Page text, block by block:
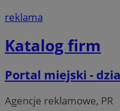
reklama
Katalog firm
Portal miejski -
Agencje reklamowe, PR